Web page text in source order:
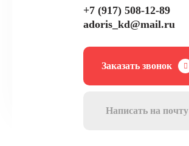
+7 (917) 508-12-89
adoris_kd@mail.ru
Заказать звонок
Написать на почту